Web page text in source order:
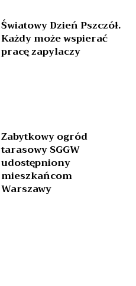
Światowy Dzień Pszczół.
Każdy może wspierać
pracę zapylaczy
Zabytkowy ogród
tarasowy SGGW
udostępniony
mieszkańcom
Warszawy